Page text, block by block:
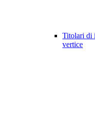
Titolari di
vertice